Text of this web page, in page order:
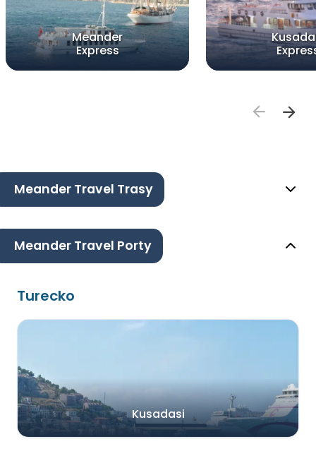
Meander
Express
Meander Travel Trasy
Meander Travel Porty
Turecko
Kusadasi